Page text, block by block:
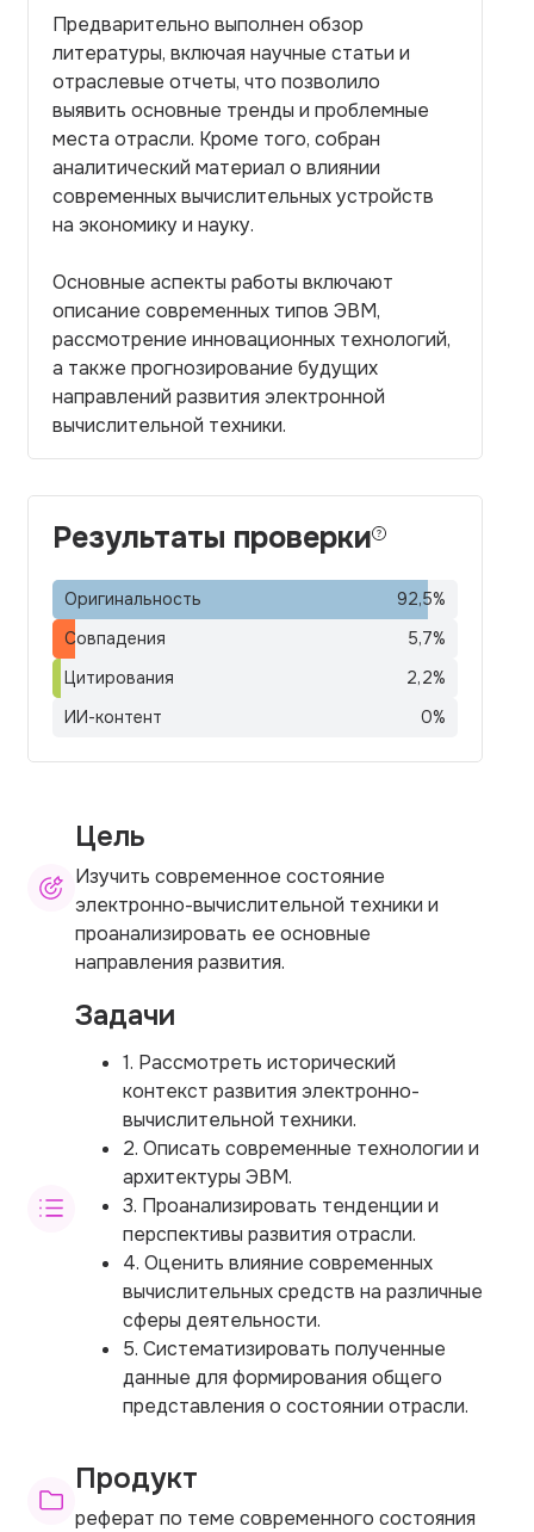
Предварительно выполнен обзор
литературы, включая научные статьи и
отраслевые отчеты, что позволило
выявить основные тренды и проблемные
места отрасли. Кроме того, собран
аналитический материал о влиянии
современных вычислительных устройств
на экономику и науку.
Основные аспекты работы включают
описание современных типов ЭВМ,
рассмотрение инновационных технологий,
а также прогнозирование будущих
направлений развития электронной
вычислительной техники.
Результаты проверки
Оригинальность 92,5%
Совпадения
5,7%
Цитирования
2,2%
ИИ-контент
0%
Цель
Изучить современное состояние
электронно-вычислительной техники и
проанализировать ее основные
направления развития.
Задачи
1. Рассмотреть исторический
контекст развития электронно-
вычислительной техники.
2. Описать современные технологии и
архитектуры ЭВМ.
3. Проанализировать тенденции и
перспективы развития отрасли.
4. Оценить влияние современных
вычислительных средств на различные
сферы деятельности.
5. Систематизировать полученные
данные для формирования общего
представления о состоянии отрасли.
Продукт
реферат по теме современного состояния